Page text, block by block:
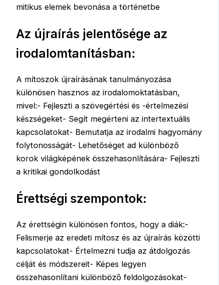
mitikus elemek bevonása a történetbe
Az újraírás jelentősége az
irodalomtanításban:
A mítoszok újraírásának tanulmányozása
különösen hasznos az irodalomoktatásban,
mivel:- Fejleszti a szövegértési és -értelmezési
készségeket- Segít megérteni az intertextuális
kapcsolatokat- Bemutatja az irodalmi hagyomány
folytonosságát- Lehetőséget ad különböző
korok világképének összehasonlítására- Fejleszti
a kritikai gondolkodást
Érettségi szempontok:
Az érettségin különösen fontos, hogy a diák:-
Felismerje az eredeti mítosz és az újraírás közötti
kapcsolatokat- Értelmezni tudja az átdolgozás
célját és módszereit- Képes legyen
összehasonlítani különböző feldolgozásokat-